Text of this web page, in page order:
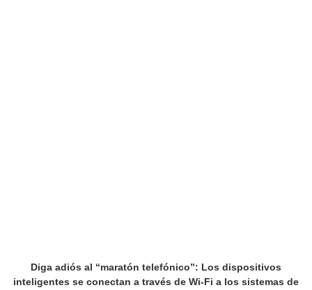
Diga adiós al “maratón telefónico”: Los dispositivos
inteligentes se conectan a través de Wi-Fi a los sistemas de